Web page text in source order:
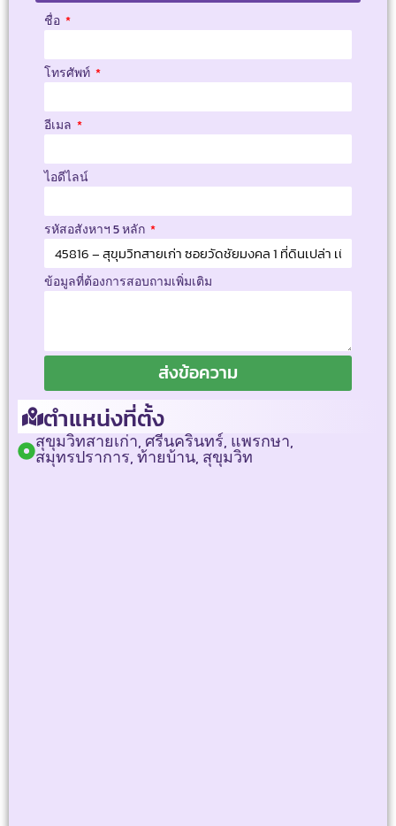
ชื่อ
โทรศัพท์
อีเมล
ไอดีไลน์
รหัสอสังหาฯ 5 หลัก
ข้อมูลที่ต้องการสอบถามเพิ่มเติม
ส่งข้อความ
ตำแหน่งที่ตั้ง
สุขุมวิทสายเก่า, ศรีนครินทร์, แพรกษา,
สมุทรปราการ, ท้ายบ้าน, สุขุมวิท